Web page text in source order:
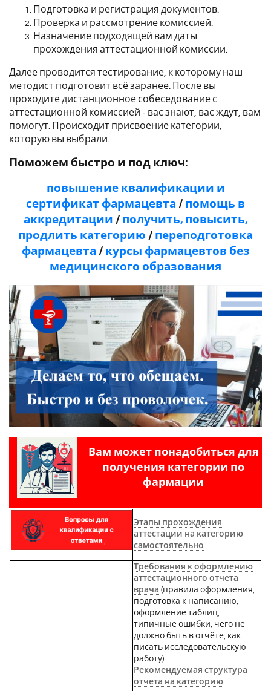
Подготовка и регистрация документов.
Проверка и рассмотрение комиссией.
Назначение подходящей вам даты
прохождения аттестационной комиссии.
Далее проводится тестирование, к которому наш
методист подготовит всё заранее. После вы
проходите дистанционное собеседование с
аттестационной комиссией - вас знают, вас ждут, вам
помогут. Происходит присвоение категории,
которую вы выбрали.
Поможем быстро и под ключ:
повышение квалификации и
сертификат фармацевта / помощь в
аккредитации / получить, повысить,
продлить категорию / переподготовка
фармацевта / курсы фармацевтов без
медицинского образования
Вам может понадобиться для
получения категории по
фармации
Этапы прохождения
аттестации на категорию
самостоятельно
Требования к оформлению
аттестационного отчета
врача (правила оформления,
подготовка к написанию,
оформление таблиц,
типичные ошибки, чего не
должно быть в отчёте, как
писать исследовательскую
работу)
Рекомендуемая структура
отчета на категорию